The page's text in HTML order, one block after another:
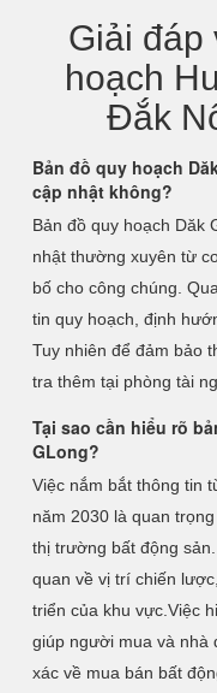
Giải đáp
hoạch
Đắk
Bản đồ quy hoạch
cập nhật không?
Bản đồ quy hoạch Dăk
nhật thường xuyên từ
bố cho công chúng.
tin quy hoạch, định
Tuy nhiên để đảm bảo
tra thêm tại phòng tài
Tại sao cần hiểu rõ
GLong?
Việc nắm bắt thông tin
năm 2030 là quan
thị trường bất động
quan về vị trí chiến
triển của khu vực.Việc
giúp người mua và nhà
xác về mua bán bất